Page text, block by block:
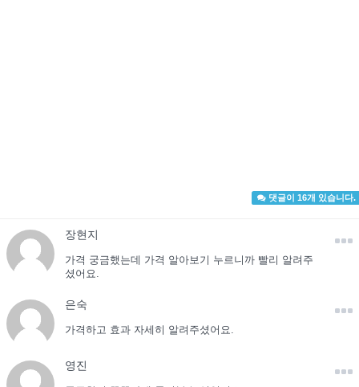
댓글이 16개 있습니다.
장현지
가격 궁금했는데 가격 알아보기 누르니까 빨리 알려주
셨어요.
은숙
가격하고 효과 자세히 알려주셨어요.
영진